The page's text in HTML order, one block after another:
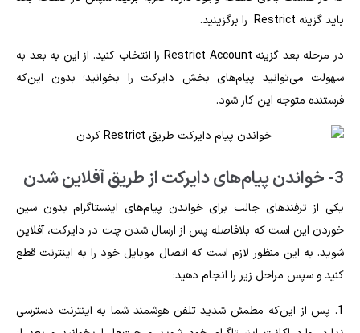
باید گزینه Restrict را برگزینید.
در مرحله بعد گزینه Restrict Account را انتخاب کنید. از این به بعد به
سهولت می‌توانید پیام‌های بخش دایرکت را بخوانید؛ بدون این‌که
فرستنده متوجه این کار شود.
3- خواندن پیام‌های دایرکت از طریق آفلاین شدن
یکی از ترفندهای جالب برایخواندن پیام‌های اینستاگرام بدون سین
خوردن این است که بلافاصله پس از ارسال شدن چت در دایرکت، آفلاین
شوید. به این منظور لازم است که اتصال موبایل خود را به اینترنت قطع
کنید و سپس مراحل زیر را انجام دهید:
1. پس از این‌که مطمئن شدید تلفن هوشمند شما به اینترنت دسترسی